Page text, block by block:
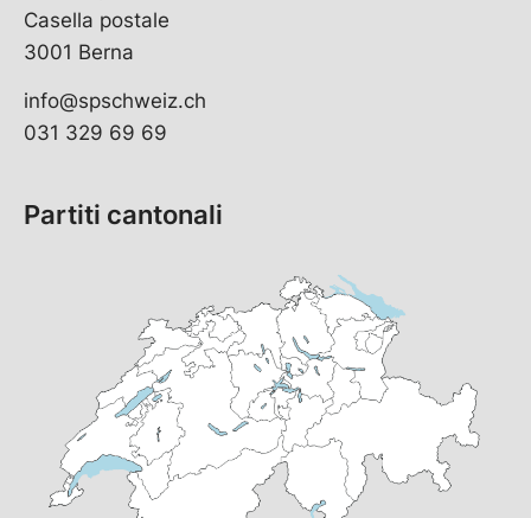
Casella postale
3001 Berna
info@spschweiz.ch
031 329 69 69
Partiti cantonali